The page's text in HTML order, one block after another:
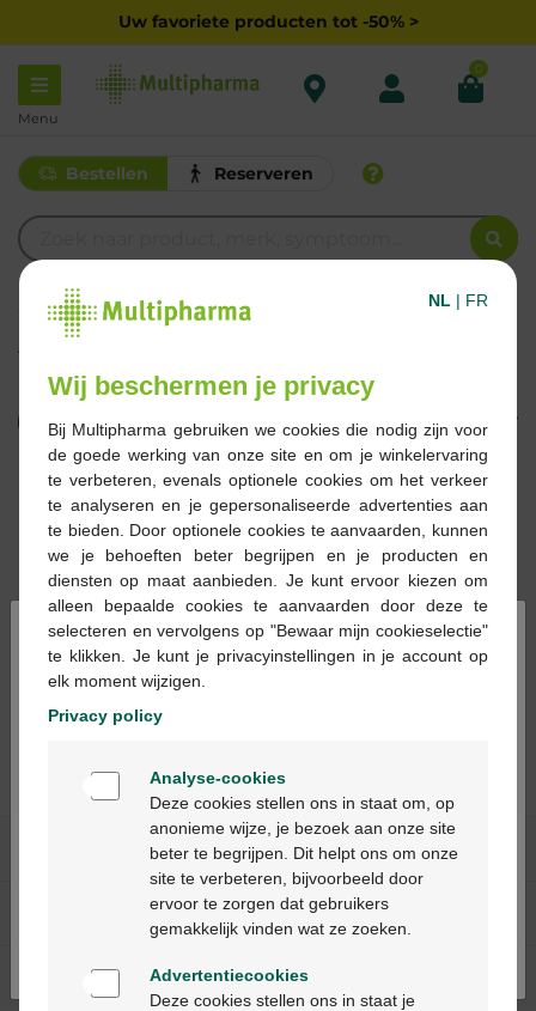
Uw favoriete producten tot -50% >
Menu
0
Bestellen Reserveren
PRANAROM
AROMANOCTIS
Filteren
2 Resultaten
€ 16,55
Aromanoctis slaap
grog 100ml
€ 13,30
Onze diensten
Over Multipharma
Hulp & contact
×
Bienvenue
Ga verder in het nederlands
Continuez en français
NL | FR
Wij beschermen je privacy
Bij Multipharma gebruiken we cookies die nodig zijn voor
de goede werking van onze site en om je winkelervaring
te verbeteren, evenals optionele cookies om het verkeer
te analyseren en je gepersonaliseerde advertenties aan
te bieden. Door optionele cookies te aanvaarden, kunnen
we je behoeften beter begrijpen en je producten en
diensten op maat aanbieden. Je kunt ervoor kiezen om
alleen bepaalde cookies te aanvaarden door deze te
selecteren en vervolgens op "Bewaar mijn cookieselectie"
te klikken. Je kunt je privacyinstellingen in je account op
elk moment wijzigen.
Privacy policy
Analyse-cookies
Deze cookies stellen ons in staat om, op
anonieme wijze, je bezoek aan onze site
beter te begrijpen. Dit helpt ons om onze
site te verbeteren, bijvoorbeeld door
ervoor te zorgen dat gebruikers
gemakkelijk vinden wat ze zoeken.
Advertentiecookies
Deze cookies stellen ons in staat je